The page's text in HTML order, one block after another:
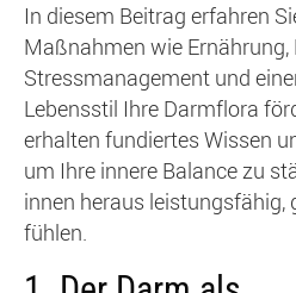
In diesem Beitrag erfahren
Maßnahmen wie Ernährung,
Stressmanagement und
Lebensstil Ihre Darmflora
erhalten fundiertes Wissen
um Ihre innere Balance zu
innen heraus leistungsfähig,
fühlen.